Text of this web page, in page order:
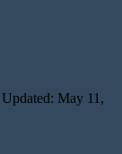
May 11,